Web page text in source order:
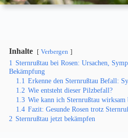
Inhalte Verbergen
1 Sternrußtau bei Rosen: Ursachen,
Bekämpfung
1.1 Erkenne den Sternrußtau Befall:
1.2 Wie entsteht dieser Pilzbefall?
1.3 Wie kann ich Sternrußtau wirksam
1.4 Fazit: Gesunde Rosen trotz
2 Sternrußtau jetzt bekämpfen